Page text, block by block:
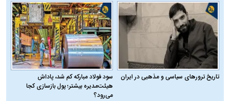
تاریخ ترورهای سیاسی و مذهبی در ایران
سود فولاد مبارکه کم شد، پاداش
هیئت‌مدیره بیشتر؛ پول بازسازی کجا
می‌رود؟